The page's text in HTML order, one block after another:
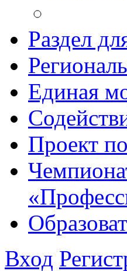
Раздел
Единая
Проект
Вход